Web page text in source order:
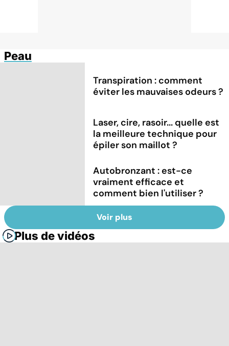
Peau
Transpiration : comment
éviter les mauvaises odeurs ?
Laser, cire, rasoir... quelle est
la meilleure technique pour
épiler son maillot ?
Autobronzant : est-ce
vraiment efficace et
comment bien l'utiliser ?
Voir plus
Plus de vidéos